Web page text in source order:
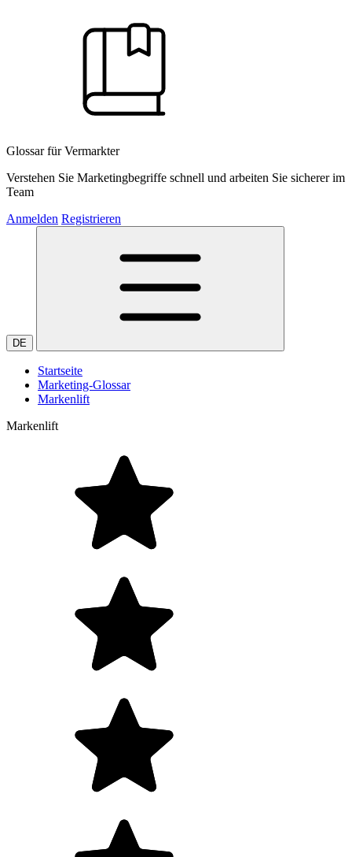
Glossar für Vermarkter
Verstehen Sie Marketingbegriffe schnell und arbeiten Sie sicherer im
Team
Anmelden Registrieren
DE
Startseite
Marketing-Glossar
Markenlift
Markenlift